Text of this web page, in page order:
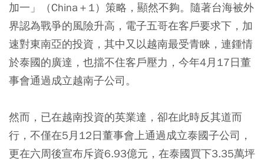
加一」（China＋1）策略，顯然不夠。隨著台海被外
界認為戰爭的風險升高，電子五哥在客戶要求下，加
速對東南亞的投資，其中又以越南最受青睞，連鍾情
於泰國的廣達，也擋不住客戶壓力，今年4月17日董
事會通過成立越南子公司。
然而，已在越南投資的英業達，卻在此時反其道而
行，不僅在5月12日董事會上通過成立泰國子公司，
更在六周後宣布斥資6.93億元，在泰國買下3.35萬坪